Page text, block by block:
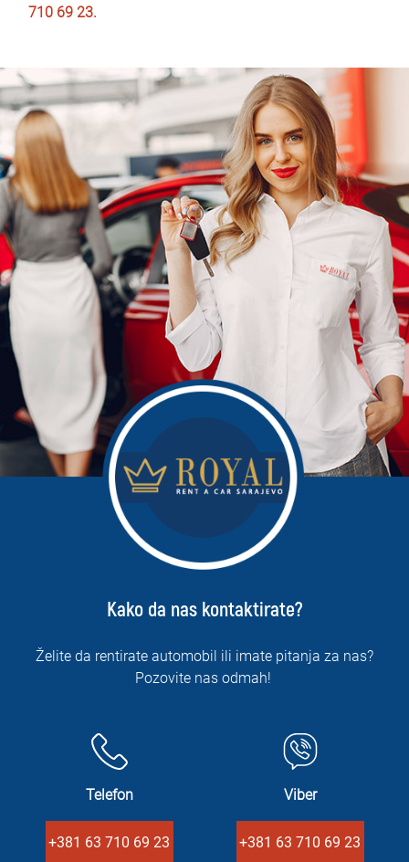
710 69 23.
Kako da nas kontaktirate?
Želite da rentirate automobil ili imate pitanja za nas?
Pozovite nas odmah!
Telefon
+381 63 710 69 23
Viber
+381 63 710 69 23